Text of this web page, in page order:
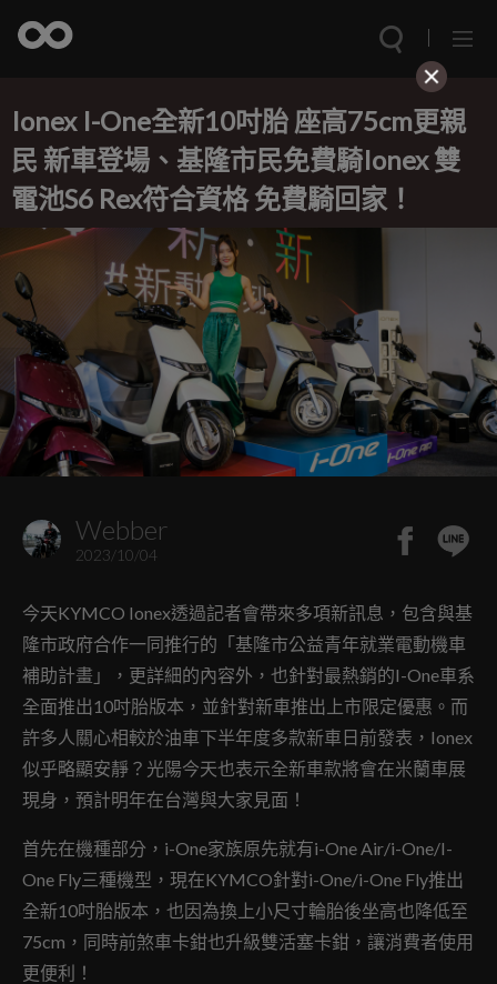
Ionex I-One全新10吋胎 座高75cm更親
民 新車登場、基隆市民免費騎Ionex 雙
電池S6 Rex符合資格 免費騎回家！
Webber
2023/10/04
今天KYMCO Ionex透過記者會帶來多項新訊息，包含與基
隆市政府合作一同推行的「基隆市公益青年就業電動機車
補助計畫」，更詳細的內容外，也針對最熱銷的I-One車系
全面推出10吋胎版本，並針對新車推出上市限定優惠。而
許多人關心相較於油車下半年度多款新車日前發表，Ionex
似乎略顯安靜？光陽今天也表示全新車款將會在米蘭車展
現身，預計明年在台灣與大家見面！
首先在機種部分，i-One家族原先就有i-One Air/i-One/I-
One Fly三種機型，現在KYMCO針對i-One/i-One Fly推出
全新10吋胎版本，也因為換上小尺寸輪胎後坐高也降低至
75cm，同時前煞車卡鉗也升級雙活塞卡鉗，讓消費者使用
更便利！